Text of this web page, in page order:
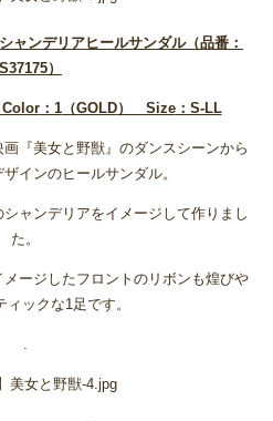
シャンデリアヒールサンダル（品番：
）
：1（GOLD） Size：S-LL
『美女と野獣』のダンスシーンから
インのヒールサンダル。
ャンデリアをイメージして作りまし
た。
メージしたフロントのリボンも煌びや
ックな1足です。